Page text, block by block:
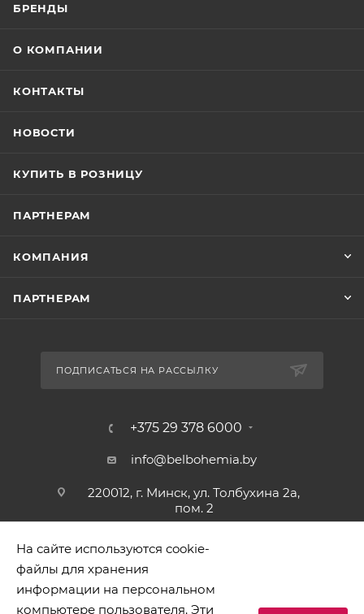
БРЕНДЫ
О КОМПАНИИ
КОНТАКТЫ
НОВОСТИ
КУПИТЬ В РОЗНИЦУ
ПАРТНЕРАМ
КОМПАНИЯ
ПАРТНЕРАМ
ПОДПИСАТЬСЯ НА РАССЫЛКУ
+375 29 378 6000
info@belbohemia.by
220012, г. Минск, ул. Толбухина 2а,
пом. 2
На сайте используются cookie-
файлы для хранения
информации на персональном
компьютере пользователя. Эти